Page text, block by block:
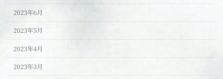
2023年6月
2023年5月
2023年4月
2023年3月